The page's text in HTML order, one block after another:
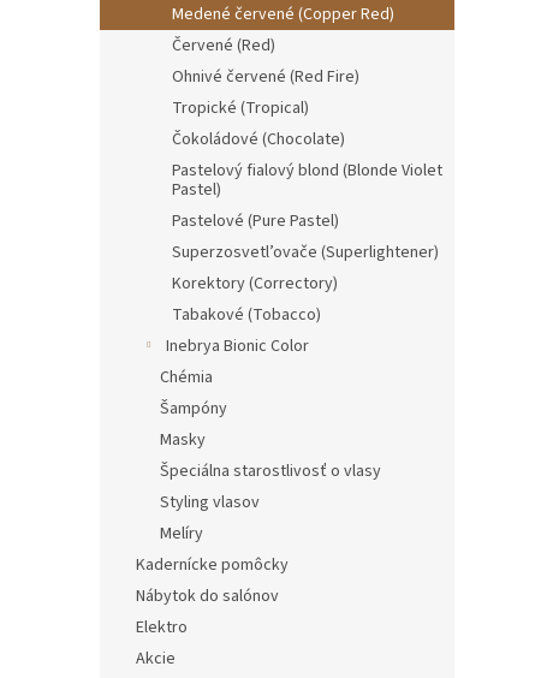
Medené červené (Copper Red)
Červené (Red)
Ohnivé červené (Red Fire)
Tropické (Tropical)
Čokoládové (Chocolate)
Pastelový fialový blond (Blonde Violet
Pastel)
Pastelové (Pure Pastel)
Superzosvetl’ovače (Superlightener)
Korektory (Correctory)
Tabakové (Tobacco)
Inebrya Bionic Color
Chémia
Šampóny
Masky
Špeciálna starostlivosť o vlasy
Styling vlasov
Melíry
Kadernícke pomôcky
Nábytok do salónov
Elektro
Akcie